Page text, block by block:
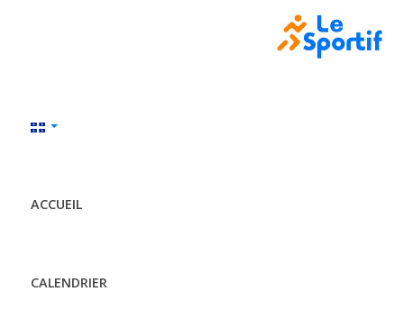
ACCUEIL
CALENDRIER